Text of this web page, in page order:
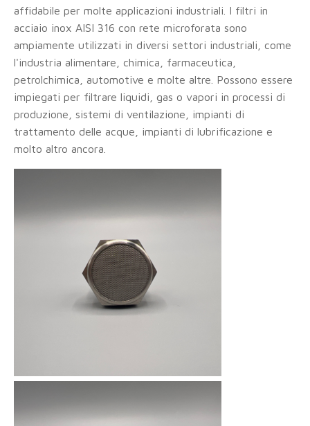
affidabile per molte applicazioni industriali. I filtri in
acciaio inox AISI 316 con rete microforata sono
ampiamente utilizzati in diversi settori industriali, come
l'industria alimentare, chimica, farmaceutica,
petrolchimica, automotive e molte altre. Possono essere
impiegati per filtrare liquidi, gas o vapori in processi di
produzione, sistemi di ventilazione, impianti di
trattamento delle acque, impianti di lubrificazione e
molto altro ancora.